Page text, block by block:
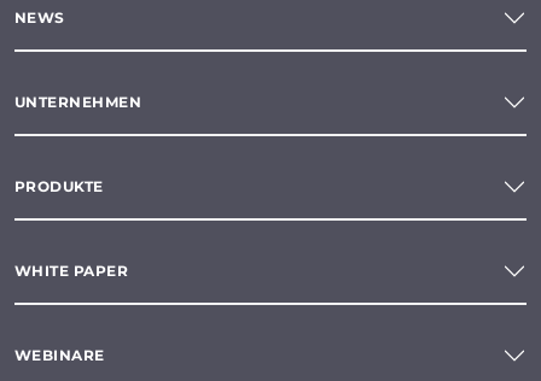
NEWS
UNTERNEHMEN
PRODUKTE
WHITE PAPER
WEBINARE